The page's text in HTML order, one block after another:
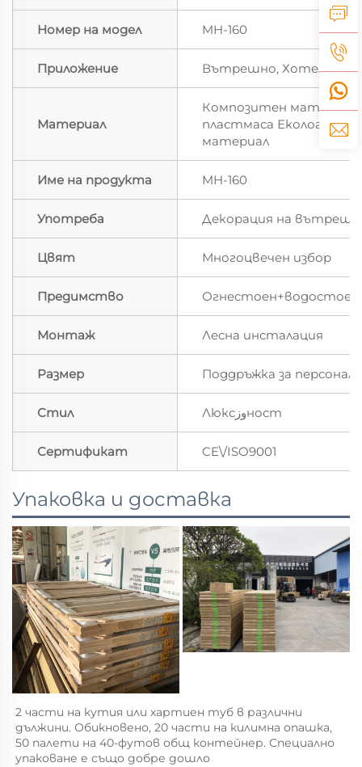
Номер на модел MH-160
Приложение Вътрешно, Хотел
Материал
Композитен материал
пластмаса Екологично
материал
Име на продукта MH-160
Употреба Декорация на
Цвят Многоцвечен избор
Предимство
Монтаж Лесна инсталация
Размер Поддръжка за
Стил Люксوزност
Сертификат CE\/ISO9001
Упаковка и доставка
2 части на кутия или хартиен туб в различни
дължини. Обикновено, 20 части на килимна опашка,
50 палети на 40-футов общ контейнер. Специално
упаковане е също добре дошло